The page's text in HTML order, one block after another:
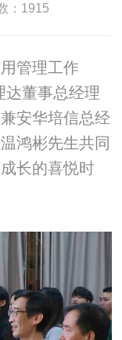
：1915
管理工作
达董事总经理
安华培信总经
鸿彬先生共同
长的喜悦时